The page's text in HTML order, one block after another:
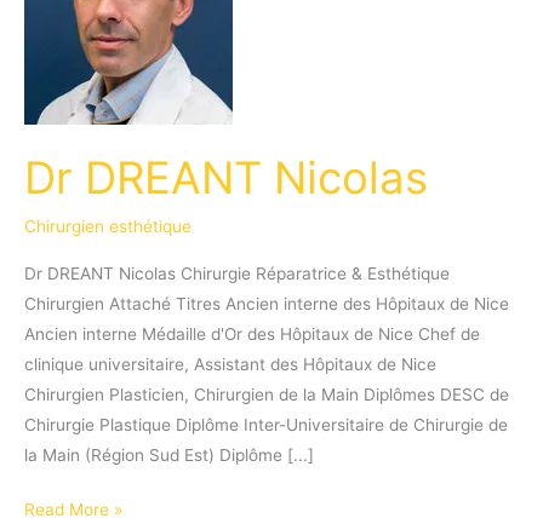
Dr DREANT Nicolas
Chirurgien esthétique
Dr DREANT Nicolas Chirurgie Réparatrice & Esthétique
Chirurgien Attaché Titres Ancien interne des Hôpitaux de Nice
Ancien interne Médaille d'Or des Hôpitaux de Nice Chef de
clinique universitaire, Assistant des Hôpitaux de Nice
Chirurgien Plasticien, Chirurgien de la Main Diplômes DESC de
Chirurgie Plastique Diplôme Inter-Universitaire de Chirurgie de
la Main (Région Sud Est) Diplôme [...]
Dr
Read More »